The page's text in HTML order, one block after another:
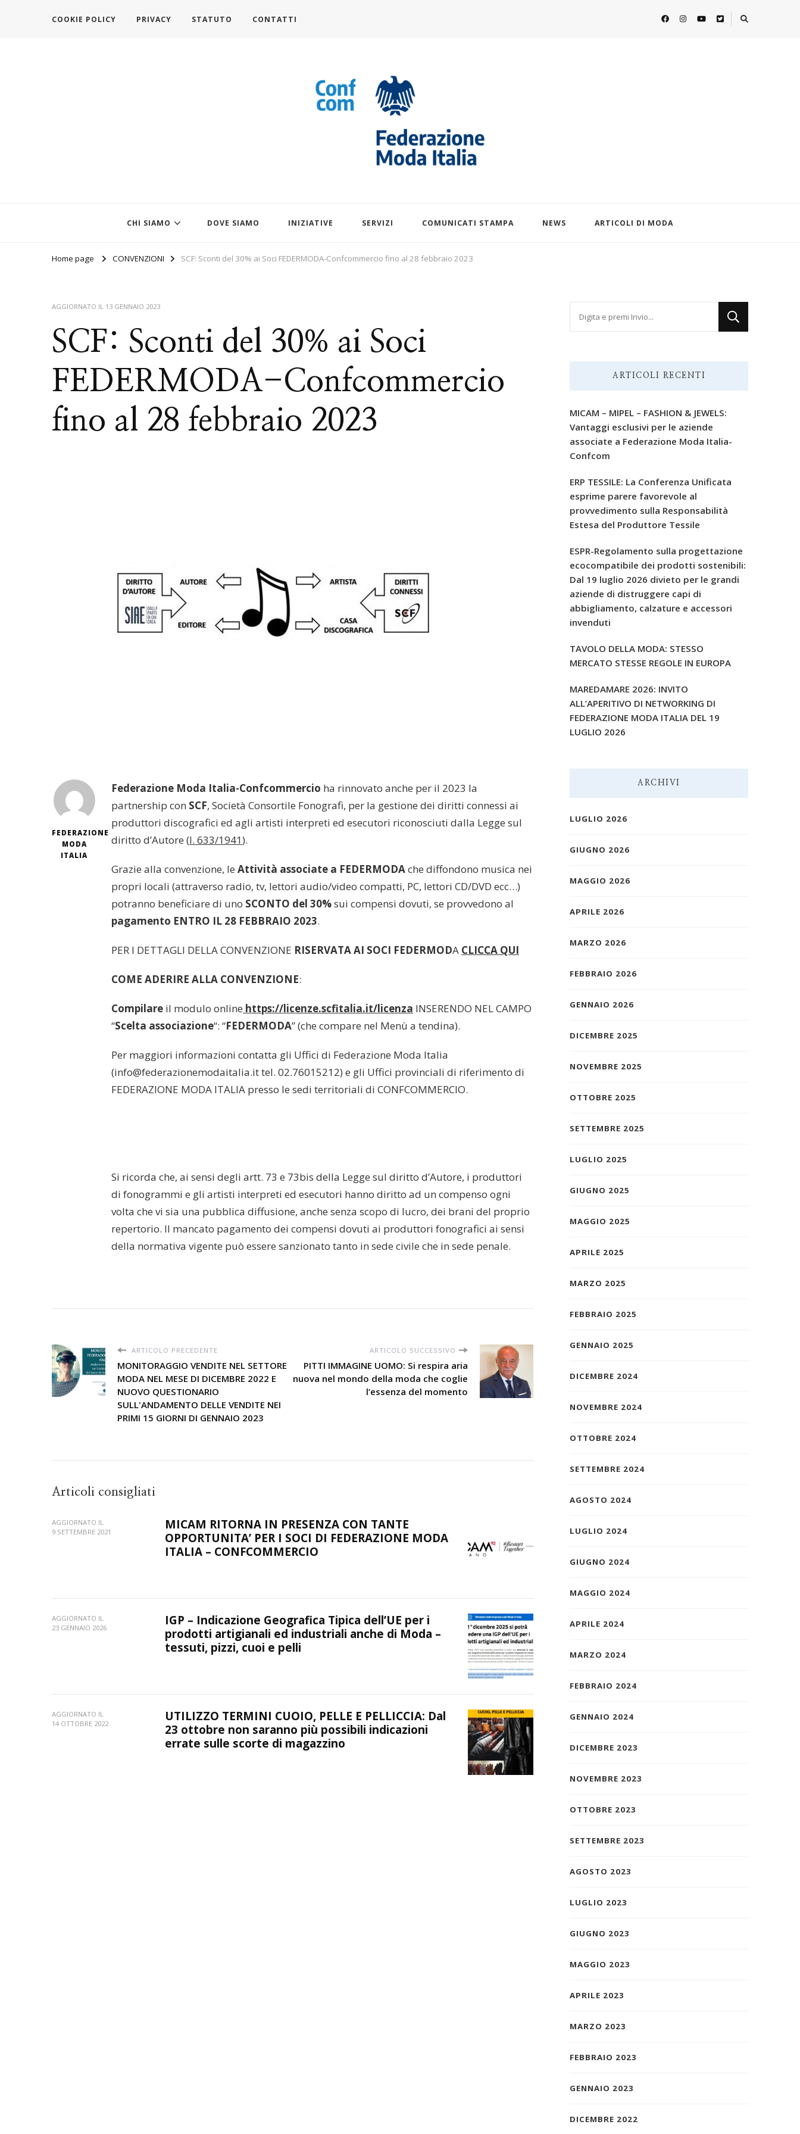
COOKIE POLICY PRIVACY STATUTO CONTATTI
CHI SIAMO DOVE SIAMO INIZIATIVE SERVIZI COMUNICATI STAMPA NEWS ARTICOLI DI MODA
Home page CONVENZIONI SCF: Sconti del 30% ai Soci FEDERMODA-Confcommercio fino al 28 febbraio 2023
AGGIORNATO IL 13 GENNAIO 2023
SCF: Sconti del 30% ai Soci
FEDERMODA-Confcommercio
fino al 28 febbraio 2023
FEDERAZIONE
MODA
ITALIA
Federazione Moda Italia-Confcommercio ha rinnovato anche per il 2023 la
partnership con SCF, Società Consortile Fonografi, per la gestione dei diritti connessi ai
produttori discografici ed agli artisti interpreti ed esecutori riconosciuti dalla Legge sul
diritto d’Autore (l. 633/1941).
Grazie alla convenzione, le Attività associate a FEDERMODAche diffondono musica nei
propri locali (attraverso radio, tv, lettori audio/video compatti, PC, lettori CD/DVD ecc…)
potranno beneficiare di uno SCONTO del 30%sui compensi dovuti, se provvedono al
pagamento ENTRO IL 28 FEBBRAIO 2023.
PER I DETTAGLI DELLA CONVENZIONE RISERVATA AI SOCI FEDERMODA CLICCA QUI
COME ADERIRE ALLA CONVENZIONE:
Compilare il modulo online https://licenze.scfitalia.it/licenza INSERENDO NEL CAMPO
“Scelta associazione“: “FEDERMODA” (che compare nel Menù a tendina).
Per maggiori informazioni contatta gli Uffici di Federazione Moda Italia
(info@federazionemodaitalia.it tel. 02.76015212) e gli Uffici provinciali di riferimento di
FEDERAZIONE MODA ITALIA presso le sedi territoriali di CONFCOMMERCIO.
Si ricorda che, ai sensi degli artt. 73 e 73bis della Legge sul diritto d’Autore, i produttori
di fonogrammi e gli artisti interpreti ed esecutori hanno diritto ad un compenso ogni
volta che vi sia una pubblica diffusione, anche senza scopo di lucro, dei brani del proprio
repertorio. Il mancato pagamento dei compensi dovuti ai produttori fonografici ai sensi
della normativa vigente può essere sanzionato tanto in sede civile che in sede penale.
ARTICOLO PRECEDENTE
MONITORAGGIO VENDITE NEL SETTORE
MODA NEL MESE DI DICEMBRE 2022 E
NUOVO QUESTIONARIO
SULL'ANDAMENTO DELLE VENDITE NEI
PRIMI 15 GIORNI DI GENNAIO 2023
ARTICOLO SUCCESSIVO
PITTI IMMAGINE UOMO: Si respira aria
nuova nel mondo della moda che coglie
l’essenza del momento
Articoli consigliati
AGGIORNATO IL
9 SETTEMBRE 2021
MICAM RITORNA IN PRESENZA CON TANTE
OPPORTUNITA’ PER I SOCI DI FEDERAZIONE MODA
ITALIA – CONFCOMMERCIO
AGGIORNATO IL
23 GENNAIO 2026
IGP – Indicazione Geografica Tipica dell’UE per i
prodotti artigianali ed industriali anche di Moda –
tessuti, pizzi, cuoi e pelli
AGGIORNATO IL
14 OTTOBRE 2022
UTILIZZO TERMINI CUOIO, PELLE E PELLICCIA: Dal
23 ottobre non saranno più possibili indicazioni
errate sulle scorte di magazzino
ARTICOLI RECENTI
MICAM – MIPEL – FASHION & JEWELS:
Vantaggi esclusivi per le aziende
associate a Federazione Moda Italia-
Confcom
ERP TESSILE: La Conferenza Unificata
esprime parere favorevole al
provvedimento sulla Responsabilità
Estesa del Produttore Tessile
ESPR-Regolamento sulla progettazione
ecocompatibile dei prodotti sostenibili:
Dal 19 luglio 2026 divieto per le grandi
aziende di distruggere capi di
abbigliamento, calzature e accessori
invenduti
TAVOLO DELLA MODA: STESSO
MERCATO STESSE REGOLE IN EUROPA
MAREDAMARE 2026: INVITO
ALL’APERITIVO DI NETWORKING DI
FEDERAZIONE MODA ITALIA DEL 19
LUGLIO 2026
ARCHIVI
LUGLIO 2026
GIUGNO 2026
MAGGIO 2026
APRILE 2026
MARZO 2026
FEBBRAIO 2026
GENNAIO 2026
DICEMBRE 2025
NOVEMBRE 2025
OTTOBRE 2025
SETTEMBRE 2025
LUGLIO 2025
GIUGNO 2025
MAGGIO 2025
APRILE 2025
MARZO 2025
FEBBRAIO 2025
GENNAIO 2025
DICEMBRE 2024
NOVEMBRE 2024
OTTOBRE 2024
SETTEMBRE 2024
AGOSTO 2024
LUGLIO 2024
GIUGNO 2024
MAGGIO 2024
APRILE 2024
MARZO 2024
FEBBRAIO 2024
GENNAIO 2024
DICEMBRE 2023
NOVEMBRE 2023
OTTOBRE 2023
SETTEMBRE 2023
AGOSTO 2023
LUGLIO 2023
GIUGNO 2023
MAGGIO 2023
APRILE 2023
MARZO 2023
FEBBRAIO 2023
GENNAIO 2023
DICEMBRE 2022